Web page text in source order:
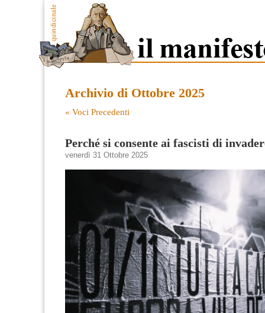
Archivio di Ottobre 2025
« Voci Precedenti
Perché si consente ai fascisti di
venerdì 31 Ottobre 2025